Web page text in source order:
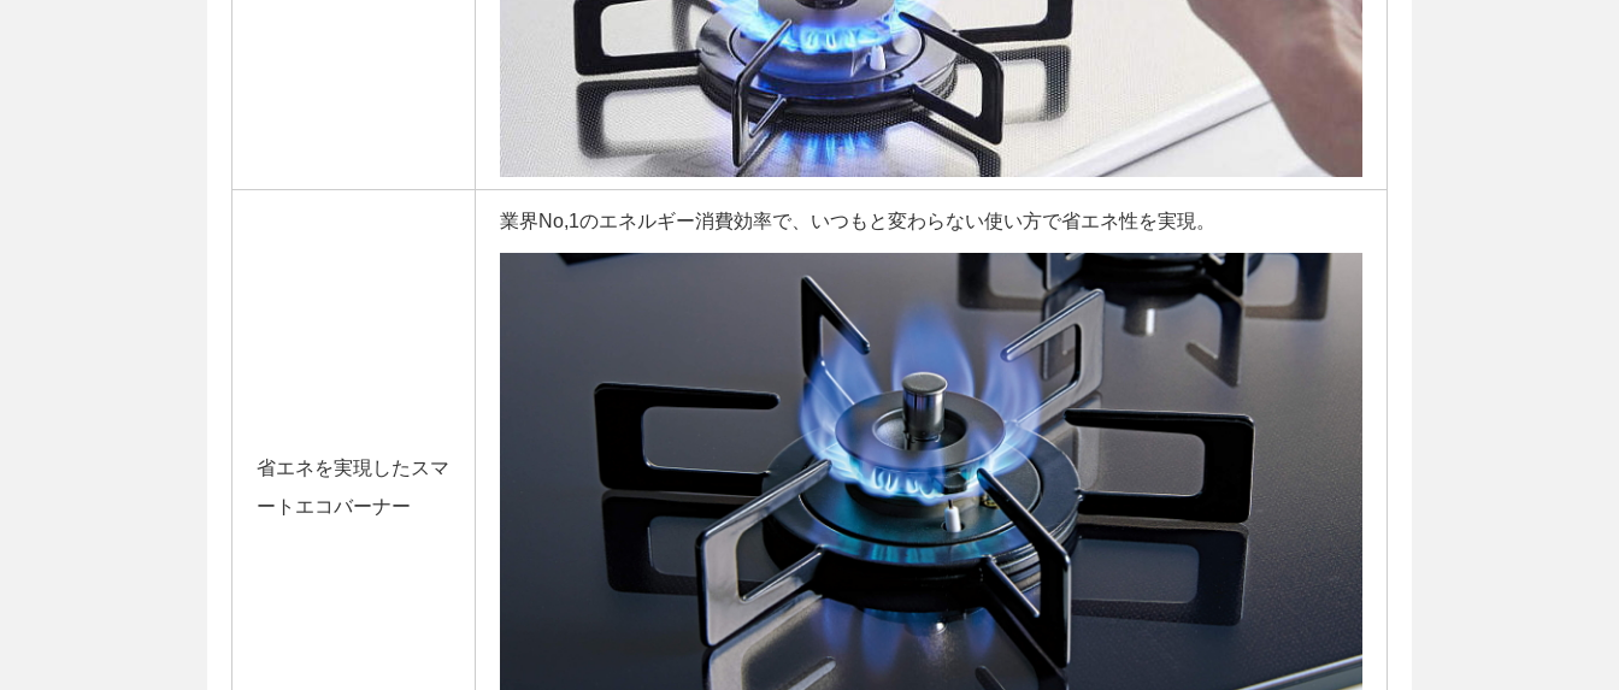
省エネを実現したスマ
ートエコバーナー
業界No,1のエネルギー消費効率で、いつもと変わらない使い方で省エネ性を実現。